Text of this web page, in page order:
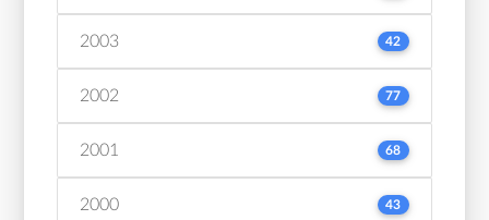
2003 42
2002 77
2001 68
2000 43